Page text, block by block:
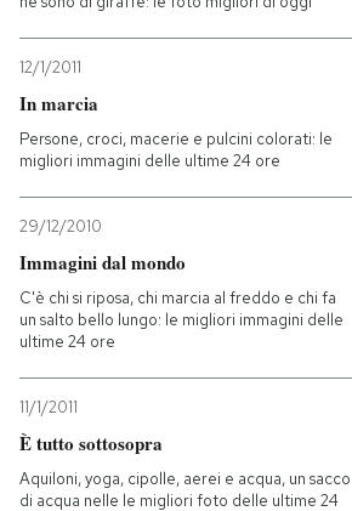
12/1/2011
In marcia
Persone, croci, macerie e pulcini colorati: le
migliori immagini delle ultime 24 ore
29/12/2010
Immagini dal mondo
C'è chi si riposa, chi marcia al freddo e chi fa
un salto bello lungo: le migliori immagini delle
ultime 24 ore
11/1/2011
È tutto sottosopra
Aquiloni, yoga, cipolle, aerei e acqua, un sacco
di acqua nelle le migliori foto delle ultime 24